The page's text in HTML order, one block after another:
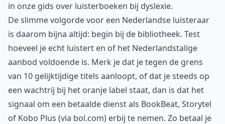
in onze gids over luisterboeken bij dyslexie.
De slimme volgorde voor een Nederlandse luisteraar
is daarom bijna altijd: begin bij de bibliotheek. Test
hoeveel je echt luistert en of het Nederlandstalige
aanbod voldoende is. Merk je dat je tegen de grens
van 10 gelijktijdige titels aanloopt, of dat je steeds op
een wachtrij bij het oranje label staat, dan is dat het
signaal om een betaalde dienst als BookBeat, Storytel
of Kobo Plus (via bol.com) erbij te nemen. Zo betaal je